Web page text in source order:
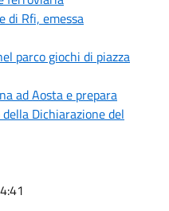
di Rfi, emessa
parco giochi di piazza
ad Aosta e prepara
Dichiarazione del